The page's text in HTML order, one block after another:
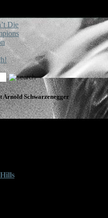
Die
Schwarzenegger
„